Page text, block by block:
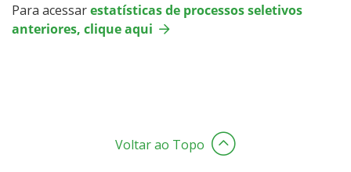
Para acessarestatísticas de processos seletivos
anteriores, clique aqui
Voltar ao Topo